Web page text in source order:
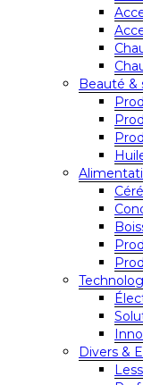
Beauté &
Divers &